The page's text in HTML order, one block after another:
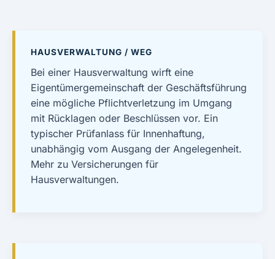
HAUSVERWALTUNG / WEG
Bei einer Hausverwaltung wirft eine
Eigentümergemeinschaft der Geschäftsführung
eine mögliche Pflichtverletzung im Umgang
mit Rücklagen oder Beschlüssen vor. Ein
typischer Prüfanlass für Innenhaftung,
unabhängig vom Ausgang der Angelegenheit.
Mehr zu Versicherungen für
Hausverwaltungen.